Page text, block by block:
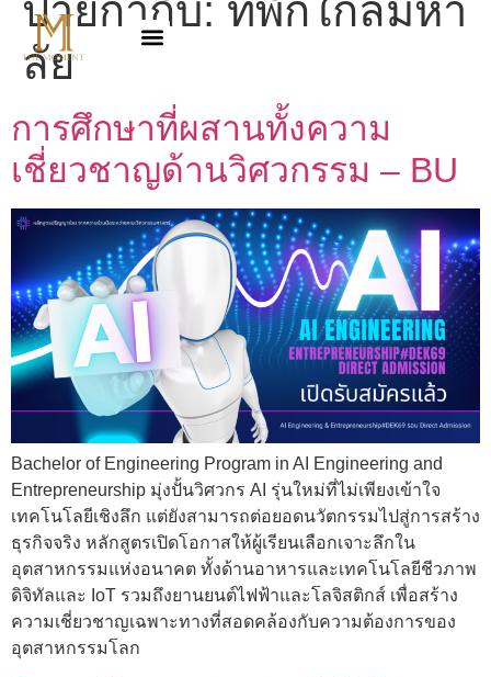
ป้ายกำกับ: ที่พักใกล้มหา
ลัย
การศึกษาที่ผสานทั้งความ
เชี่ยวชาญด้านวิศวกรรม – BU
Bachelor of Engineering Program in AI Engineering and
Entrepreneurship มุ่งปั้นวิศวกร AI รุ่นใหม่ที่ไม่เพียงเข้าใจ
เทคโนโลยีเชิงลึก แต่ยังสามารถต่อยอดนวัตกรรมไปสู่การสร้าง
ธุรกิจจริง หลักสูตรเปิดโอกาสให้ผู้เรียนเลือกเจาะลึกใน
อุตสาหกรรมแห่งอนาคต ทั้งด้านอาหารและเทคโนโลยีชีวภาพ
ดิจิทัลและ IoT รวมถึงยานยนต์ไฟฟ้าและโลจิสติกส์ เพื่อสร้าง
ความเชี่ยวชาญเฉพาะทางที่สอดคล้องกับความต้องการของ
อุตสาหกรรมโลก